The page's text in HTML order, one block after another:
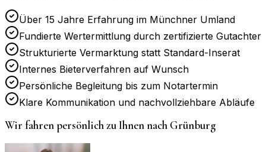
Über 15 Jahre Erfahrung im Münchner Umland
Fundierte Wertermittlung durch zertifizierte Gutachter
Strukturierte Vermarktung statt Standard-Inserat
Internes Bieterverfahren auf Wunsch
Persönliche Begleitung bis zum Notartermin
Klare Kommunikation und nachvollziehbare Abläufe
Wir fahren persönlich zu Ihnen nach Grünburg